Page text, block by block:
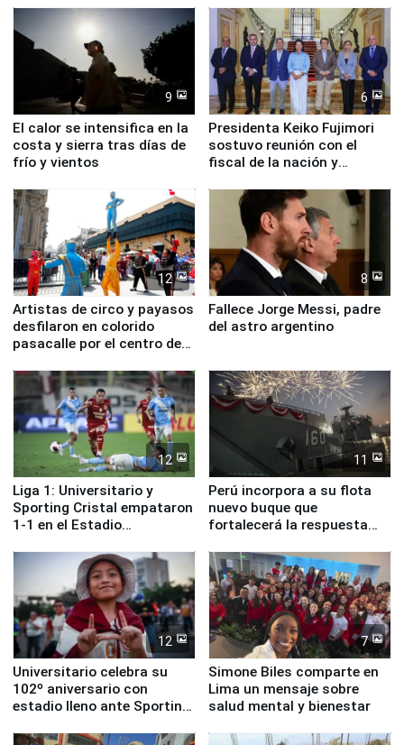
9
El calor se intensifica en la
costa y sierra tras días de
frío y vientos
6
Presidenta Keiko Fujimori
sostuvo reunión con el
fiscal de la nación y
12
Artistas de circo y payasos
desfilaron en colorido
pasacalle por el centro de
8
Fallece Jorge Messi, padre
del astro argentino
12
Liga 1: Universitario y
Sporting Cristal empataron
1-1 en el Estadio
11
Perú incorpora a su flota
nuevo buque que
fortalecerá la respuesta
12
Universitario celebra su
102º aniversario con
estadio lleno ante Sporting
7
Simone Biles comparte en
Lima un mensaje sobre
salud mental y bienestar